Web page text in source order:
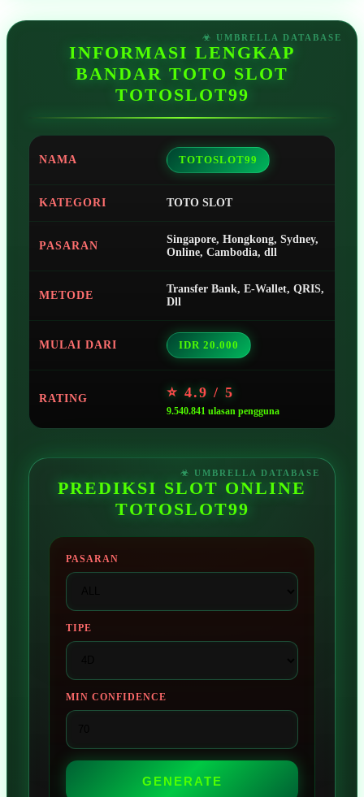
INFORMASI LENGKAP
BANDAR TOTO SLOT
TOTOSLOT99
NAMA TOTOSLOT99
KATEGORI TOTO SLOT
PASARAN
Singapore, Hongkong, Sydney,
Online, Cambodia, dll
METODE
Transfer Bank, E-Wallet, QRIS,
Dll
MULAI DARI IDR 20.000
RATING ⭐ 4.9 / 5
9.540.841 ulasan pengguna
PREDIKSI SLOT ONLINE
TOTOSLOT99
PASARAN
TIPE
MIN CONFIDENCE
GENERATE